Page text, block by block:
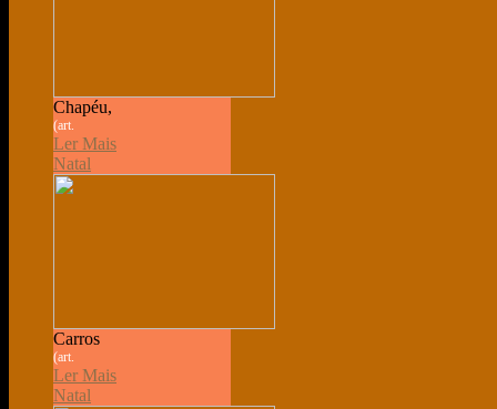
Chapéu,
(art.
Ler Mais
Natal
Carros
(art.
Ler Mais
Natal